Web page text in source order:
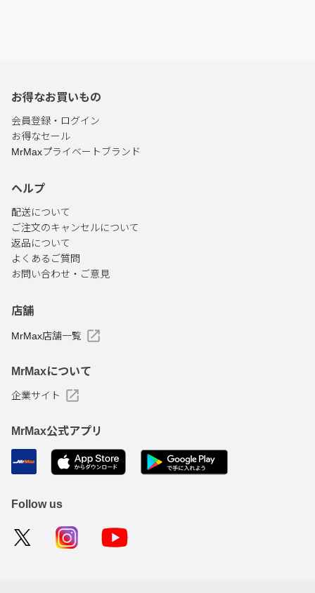
お得なお買いもの
会員登録・ログイン
お得なセール
MrMaxプライベートブランド
ヘルプ
配送について
ご注文のキャンセルについて
返品について
よくあるご質問
お問い合わせ・ご意見
店舗
MrMax店舗一覧
MrMaxについて
企業サイト
MrMax公式アプリ
Follow us